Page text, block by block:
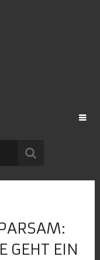
GEHT EIN